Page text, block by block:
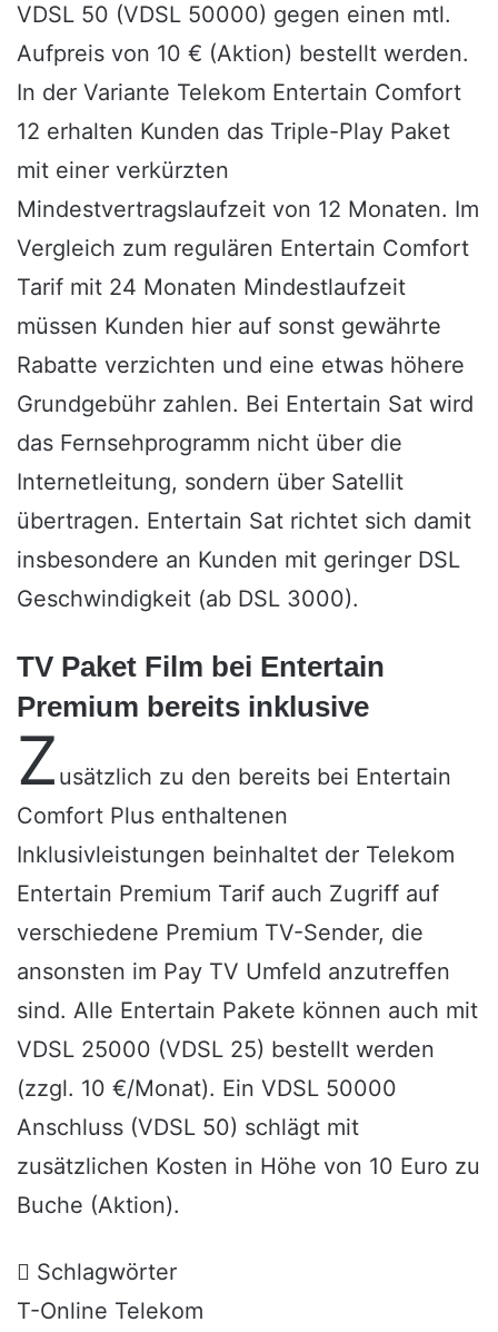
VDSL 50 (VDSL 50000) gegen einen mtl.
Aufpreis von 10 € (Aktion) bestellt werden.
In der Variante Telekom Entertain Comfort
12 erhalten Kunden das Triple-Play Paket
mit einer verkürzten
Mindestvertragslaufzeit von 12 Monaten. Im
Vergleich zum regulären Entertain Comfort
Tarif mit 24 Monaten Mindestlaufzeit
müssen Kunden hier auf sonst gewährte
Rabatte verzichten und eine etwas höhere
Grundgebühr zahlen. Bei Entertain Sat wird
das Fernsehprogramm nicht über die
Internetleitung, sondern über Satellit
übertragen. Entertain Sat richtet sich damit
insbesondere an Kunden mit geringer DSL
Geschwindigkeit (ab DSL 3000).
TV Paket Film bei Entertain
Premium bereits inklusive
Z usätzlich zu den bereits bei Entertain
Comfort Plus enthaltenen
Inklusivleistungen beinhaltet der Telekom
Entertain Premium Tarif auch Zugriff auf
verschiedene Premium TV-Sender, die
ansonsten im Pay TV Umfeld anzutreffen
sind. Alle Entertain Pakete können auch mit
VDSL 25000 (VDSL 25) bestellt werden
(zzgl. 10 €/Monat). Ein VDSL 50000
Anschluss (VDSL 50) schlägt mit
zusätzlichen Kosten in Höhe von 10 Euro zu
Buche (Aktion).
Schlagwörter
T-Online Telekom